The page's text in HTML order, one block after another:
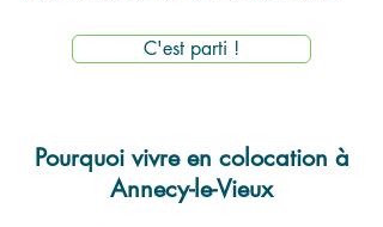
C'est parti !
Pourquoi vivre en colocation à
Annecy-le-Vieux